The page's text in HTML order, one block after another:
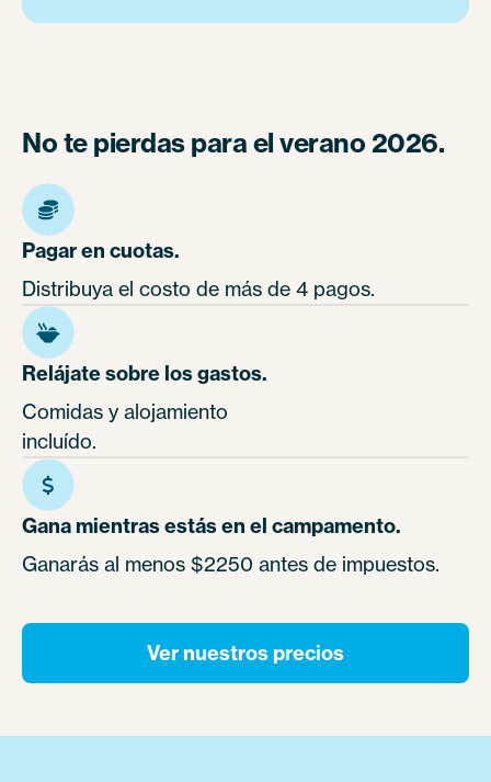
No te pierdas para el verano 2026.
Pagar en cuotas.
Distribuya el costo de más de 4 pagos.
Relájate sobre los gastos.
Comidas y alojamiento
incluído.
Gana mientras estás en el campamento.
Ganarás al menos $2250 antes de impuestos.
Ver nuestros precios